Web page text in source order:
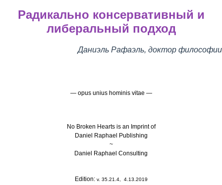
Радикально консервативный и
либеральный подход
Даниэль Рафаэль, доктор философии
— opus unius hominis vitae —
No Broken Hearts is an Imprint of
Daniel Raphael Publishing
~
Daniel Raphael Consulting
Edition: v. 35.21.4, 4.13.2019